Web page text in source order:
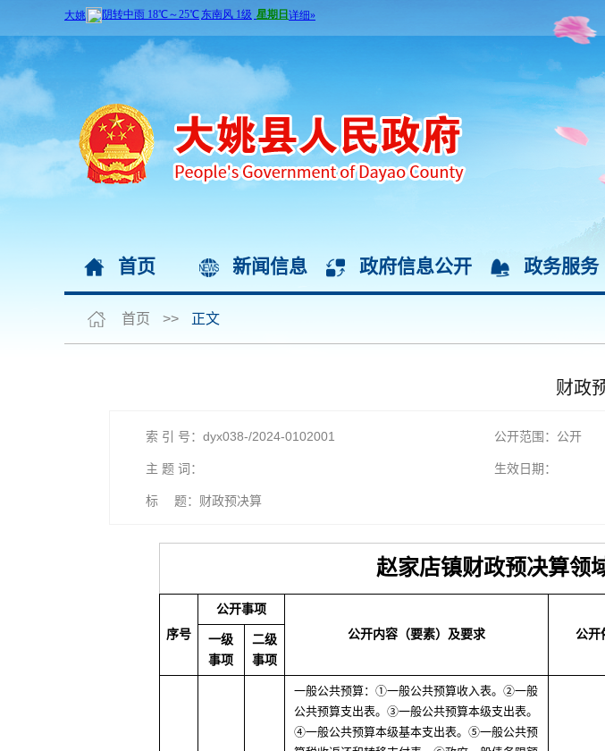
首页 新闻信息 政府信息公开 政务服务
首页 >> 正文
财政
索 引 号：dyx038-/2024-0102001 公开范围：公开
主 题 词： 生效日期：
标 题：财政预决算
赵家店镇财政预决算领
序号
公开事项
公开内容（要素）及要求
公开
一级
事项
二级
事项
一般公共预算：①一般公共预算收入表。②一般
公共预算支出表。③一般公共预算本级支出表。
④一般公共预算本级基本支出表。⑤一般公共预